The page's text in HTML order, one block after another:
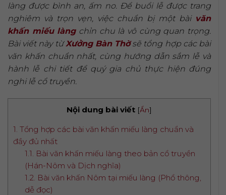
làng được bình an, ấm no. Để buổi lễ được trang
nghiêm và trọn vẹn, việc chuẩn bị một bài văn
khấn miếu làngchỉn chu là vô cùng quan trọng.
Bài viết này từXưởng Bàn Thờsẽ tổng hợp các bài
văn khấn chuẩn nhất, cùng hướng dẫn sắm lễ và
hành lễ chi tiết để quý gia chủ thực hiện đúng
nghi lễ cổ truyền.
Nội dung bài viết [Ẩn]
1. Tổng hợp các bài văn khấn miếu làng chuẩn và
đầy đủ nhất
1.1. Bài văn khấn miếu làng theo bản cổ truyền
(Hán-Nôm và Dịch nghĩa)
1.2. Bài văn khấn Nôm tại miếu làng (Phổ thông,
dễ đọc)